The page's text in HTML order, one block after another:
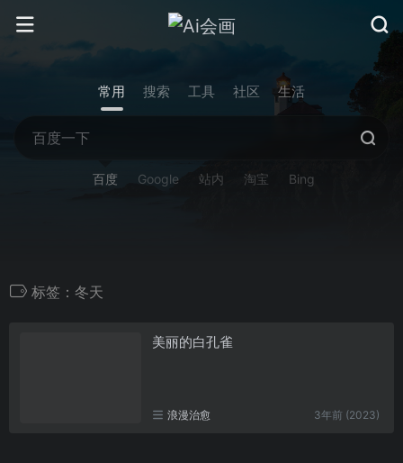
常用 搜索 工具 社区 生活
百度 Google 站内 淘宝 Bing
标签：冬天
美丽的白孔雀
浪漫治愈 3年前 (2023)